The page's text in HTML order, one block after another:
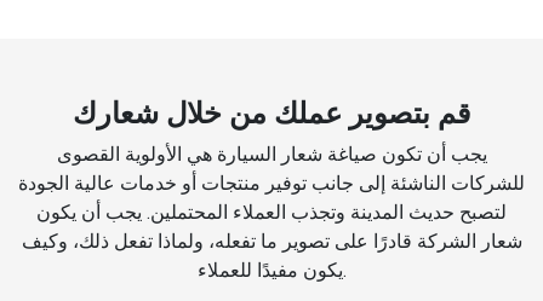
قم بتصوير عملك من خلال شعارك
يجب أن تكون صياغة شعار السيارة هي الأولوية القصوى
للشركات الناشئة إلى جانب توفير منتجات أو خدمات عالية الجودة
لتصبح حديث المدينة وتجذب العملاء المحتملين. يجب أن يكون
شعار الشركة قادرًا على تصوير ما تفعله، ولماذا تفعل ذلك، وكيف
يكون مفيدًا للعملاء.